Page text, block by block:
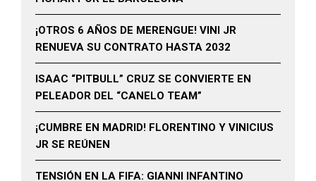
¡OTROS 6 AÑOS DE MERENGUE! VINI JR
RENUEVA SU CONTRATO HASTA 2032
ISAAC “PITBULL” CRUZ SE CONVIERTE EN
PELEADOR DEL “CANELO TEAM”
¡CUMBRE EN MADRID! FLORENTINO Y VINICIUS
JR SE REÚNEN
TENSIÓN EN LA FIFA: GIANNI INFANTINO